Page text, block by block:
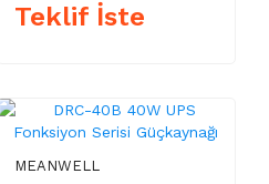
Teklif İste
MEANWELL